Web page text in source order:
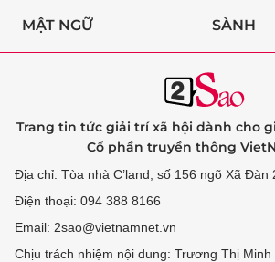
MẬT NGỮ SÀNH
Trang tin tức giải trí xã hội dành cho
Cổ phần truyền thông
Địa chỉ: Tòa nhà C’land, số 156 ngõ Xã
Điện thoại: 094 388 8166
Email: 2sao@vietnamnet.vn
Chịu trách nhiệm nội dung: Trương Thị Minh